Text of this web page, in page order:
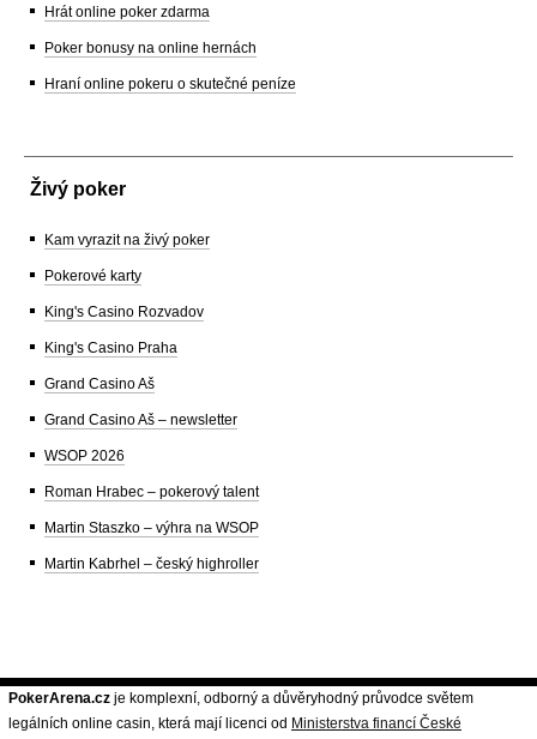
Hrát online poker zdarma
Poker bonusy na online hernách
Hraní online pokeru o skutečné peníze
Živý poker
Kam vyrazit na živý poker
Pokerové karty
King's Casino Rozvadov
King's Casino Praha
Grand Casino Aš
Grand Casino Aš – newsletter
WSOP 2026
Roman Hrabec – pokerový talent
Martin Staszko – výhra na WSOP
Martin Kabrhel – český highroller
PokerArena.cz je komplexní, odborný a důvěryhodný průvodce světem
legálních online casin, která mají licenci od Ministerstva financí České